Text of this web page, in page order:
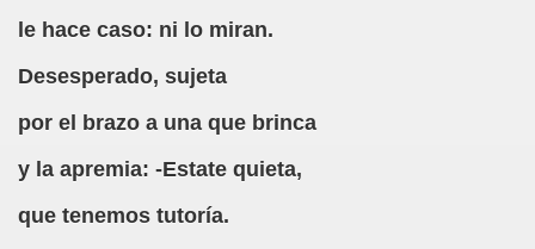
le hace caso: ni lo miran.
Desesperado, sujeta
por el brazo a una que brinca
y la apremia: -Estate quieta,
que tenemos tutoría.
(Autor Desconocido)
Matemáticas en España (Autor Desconocido)